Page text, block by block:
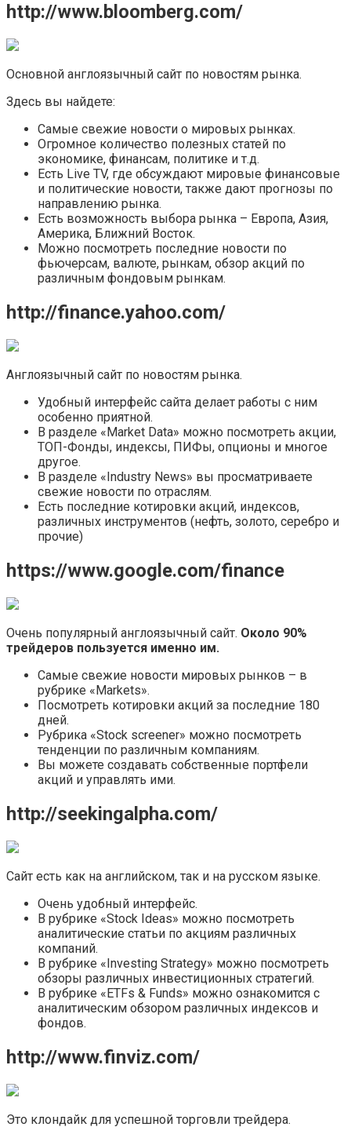
http://www.bloomberg.com/
Основной англоязычный сайт по новостям рынка.
Здесь вы найдете:
Самые свежие новости о мировых рынках.
Огромное количество полезных статей по
экономике, финансам, политике и т.д.
Есть Live TV, где обсуждают мировые финансовые
и политические новости, также дают прогнозы по
направлению рынка.
Есть возможность выбора рынка – Европа, Азия,
Америка, Ближний Восток.
Можно посмотреть последние новости по
фьючерсам, валюте, рынкам, обзор акций по
различным фондовым рынкам.
http://finance.yahoo.com/
Англоязычный сайт по новостям рынка.
Удобный интерфейс сайта делает работы с ним
особенно приятной.
В разделе «Market Data» можно посмотреть акции,
ТОП-Фонды, индексы, ПИФы, опционы и многое
другое.
В разделе «Industry News» вы просматриваете
свежие новости по отраслям.
Есть последние котировки акций, индексов,
различных инструментов (нефть, золото, серебро и
прочие)
https://www.google.com/finance
Очень популярный англоязычный сайт. Около 90%
трейдеров пользуется именно им.
Самые свежие новости мировых рынков – в
рубрике «Markets».
Посмотреть котировки акций за последние 180
дней.
Рубрика «Stock screener» можно посмотреть
тенденции по различным компаниям.
Вы можете создавать собственные портфели
акций и управлять ими.
http://seekingalpha.com/
Сайт есть как на английском, так и на русском языке.
Очень удобный интерфейс.
В рубрике «Stock Ideas» можно посмотреть
аналитические статьи по акциям различных
компаний.
В рубрике «Investing Strategy» можно посмотреть
обзоры различных инвестиционных стратегий.
В рубрике «ETFs & Funds» можно ознакомится с
аналитическим обзором различных индексов и
фондов.
http://www.finviz.com/
Это клондайк для успешной торговли трейдера.